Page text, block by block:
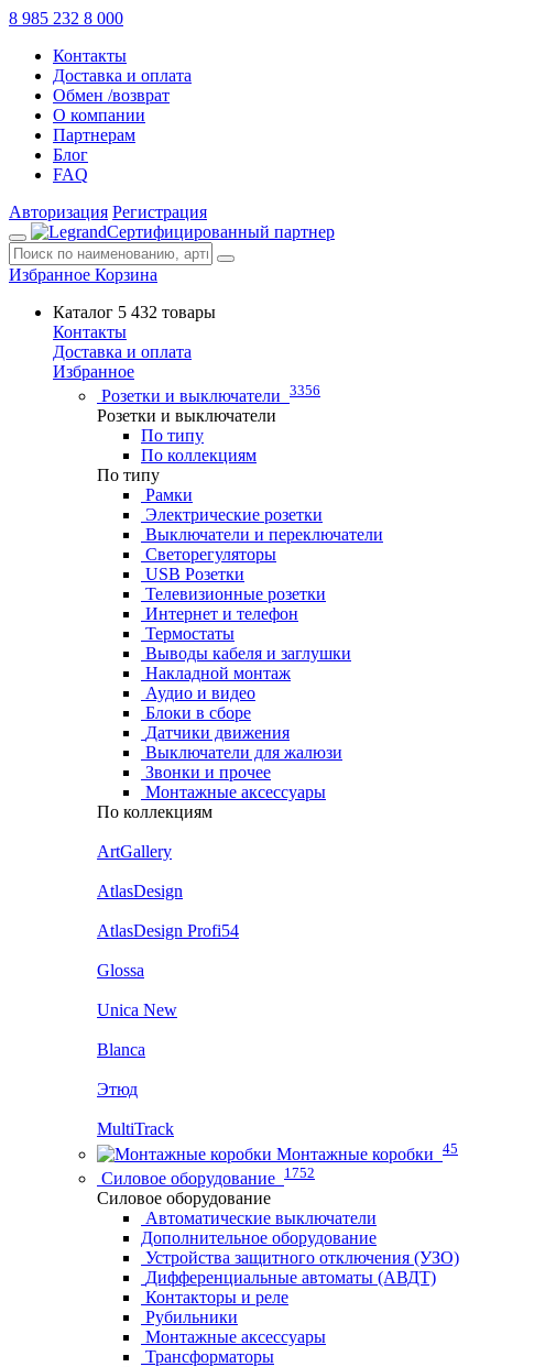
8 985 232 8 000
Контакты
Доставка и оплата
Обмен /возврат
О компании
Партнерам
Блог
FAQ
Авторизация Регистрация
Сертифицированный партнер
Избранное Корзина
Каталог 5 432 товары
Контакты
Доставка и оплата
Избранное
Розетки и выключатели 3356
Розетки и выключатели
По типу
По коллекциям
По типу
Рамки
Электрические розетки
Выключатели и переключатели
Светорегуляторы
USB Розетки
Телевизионные розетки
Интернет и телефон
Термостаты
Выводы кабеля и заглушки
Накладной монтаж
Аудио и видео
Блоки в сборе
Датчики движения
Выключатели для жалюзи
Звонки и прочее
Монтажные аксессуары
По коллекциям
ArtGallery
AtlasDesign
AtlasDesign Profi54
Glossa
Unica New
Blanca
Этюд
MultiTrack
Монтажные коробки 45
Силовое оборудование 1752
Силовое оборудование
Автоматические выключатели
Дополнительное оборудование
Устройства защитного отключения (УЗО)
Дифференциальные автоматы (АВДТ)
Контакторы и реле
Рубильники
Монтажные аксессуары
Трансформаторы